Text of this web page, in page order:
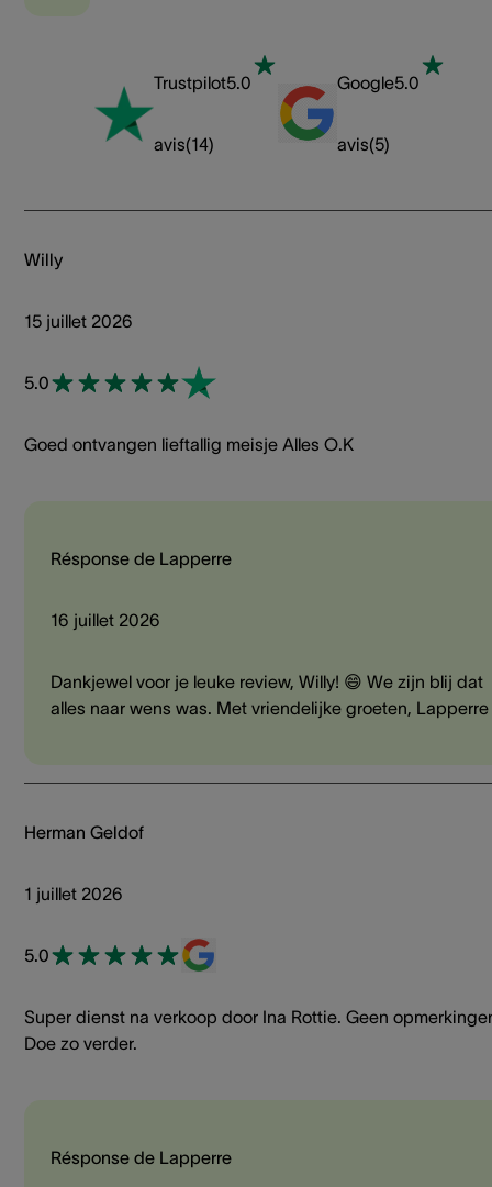
Trustpilot5.0
avis(14)
Google5.0
avis(5)
Willy
15 juillet 2026
5.0
Goed ontvangen lieftallig meisje Alles O.K
Résponse de Lapperre
16 juillet 2026
Dankjewel voor je leuke review, Willy! 😄 We zijn blij dat
alles naar wens was. Met vriendelijke groeten, Lapperre
Herman Geldof
1 juillet 2026
5.0
Super dienst na verkoop door Ina Rottie. Geen
Doe zo verder.
Résponse de Lapperre